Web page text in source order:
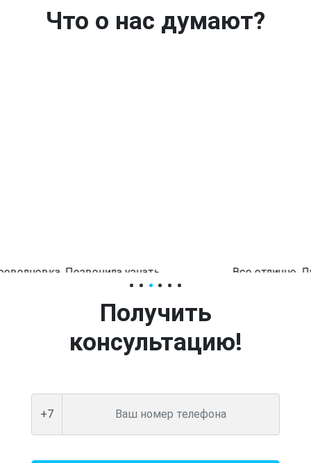
Что о нас думают?
Все отлично. Лучше не придумаешь. Рядом с
домом . Обслуживание на высшем уровне .
Мастера высокой квалификации .
Получить
консультацию!